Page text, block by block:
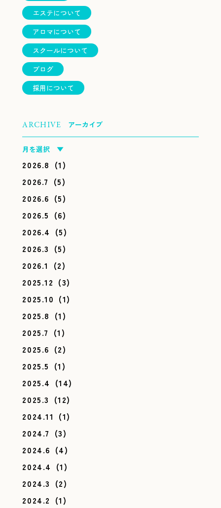
エステについて
アロマについて
スクールについて
ブログ
採用について
ARCHIVE アーカイブ
月を選択 ▼
2026.8 (1)
2026.7 (5)
2026.6 (5)
2026.5 (6)
2026.4 (5)
2026.3 (5)
2026.1
(2)
2025.12 (3)
2025.10 (1)
2025.8 (1)
2025.7 (1)
2025.6 (2)
2025.5 (1)
2025.4 (14)
2025.3 (12)
2024.11 (1)
2024.7 (3)
2024.6 (4)
2024.4 (1)
2024.3 (2)
2024.2 (1)